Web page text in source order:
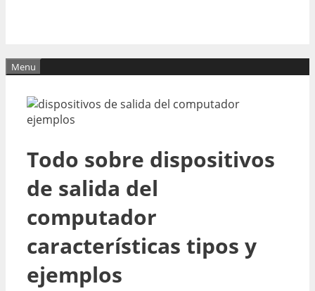
Menu
Todo sobre dispositivos
de salida del
computador
características tipos y
ejemplos